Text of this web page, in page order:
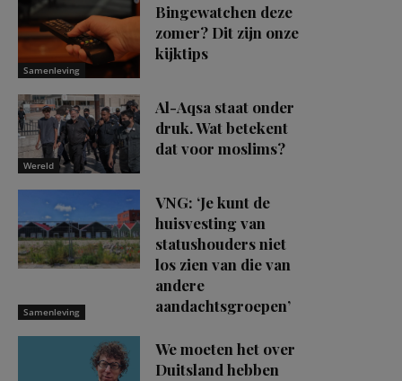
Samenleving
Bingewatchen deze
zomer? Dit zijn onze
kijktips
Wereld
Al-Aqsa staat onder
druk. Wat betekent
dat voor moslims?
Samenleving
VNG: ‘Je kunt de
huisvesting van
statushouders niet
los zien van die van
andere
aandachtsgroepen’
We moeten het over
Duitsland hebben